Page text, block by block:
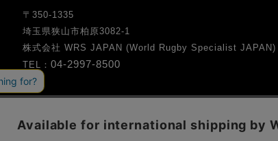
〒350-1335
埼玉県狭山市柏原3082-1
株式会社 WRS JAPAN (World Rugby Specialist JAPAN)
TEL： 04-2997-8500